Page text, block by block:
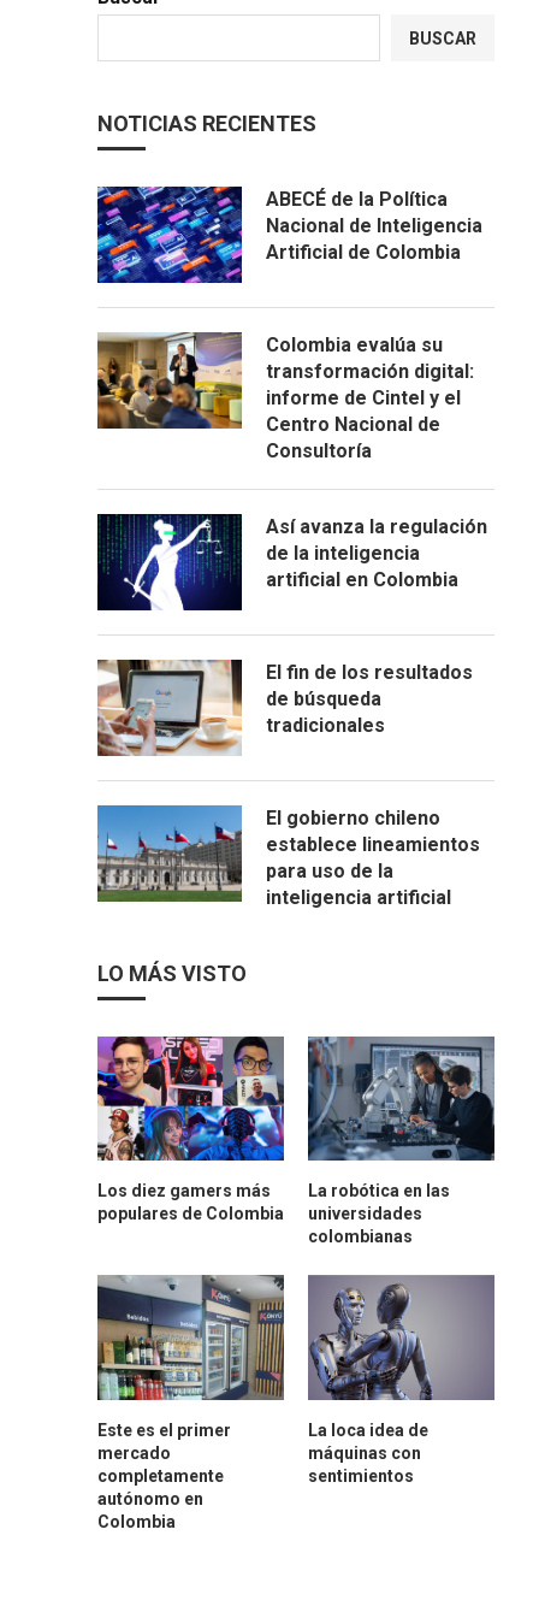
BUSCAR
NOTICIAS RECIENTES
ABECÉ de la Política
Nacional de Inteligencia
Artificial de Colombia
Colombia evalúa su
transformación digital:
informe de Cintel y el
Centro Nacional de
Consultoría
Así avanza la regulación
de la inteligencia
artificial en Colombia
El fin de los resultados
de búsqueda
tradicionales
El gobierno chileno
establece lineamientos
para uso de la
inteligencia artificial
LO MÁS VISTO
Los diez gamers más
populares de Colombia
La robótica en las
universidades
colombianas
Este es el primer
mercado
completamente
autónomo en
Colombia
La loca idea de
máquinas con
sentimientos